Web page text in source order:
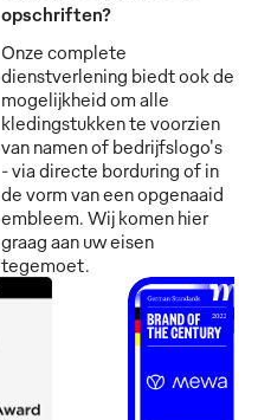
opschriften?
Onze complete
dienstverlening biedt ook de
mogelijkheid om alle
kledingstukken te voorzien
van namen of bedrijfslogo's
- via directe borduring of in
de vorm van een opgenaaid
embleem. Wij komen hier
graag aan uw eisen
tegemoet.